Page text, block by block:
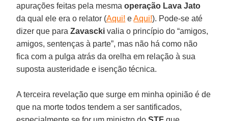
apurações feitas pela mesmaoperação Lava Jato
da qual ele era o relator (Aqui! eAqui!). Pode-se até
dizer que paraZavascki valia o princípio do “amigos,
amigos, sentenças à parte”, mas não há como não
fica com a pulga atrás da orelha em relação à sua
suposta austeridade e isenção técnica.
A terceira revelação que surge em minha opinião é de
que na morte todos tendem a ser santificados,